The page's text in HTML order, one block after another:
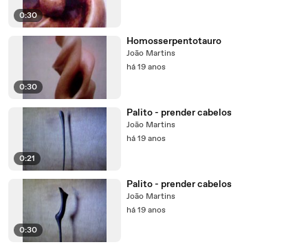
0:30
0:30
Homosserpentotauro
João Martins
há 19 anos
0:21
Palito - prender cabelos
João Martins
há 19 anos
0:30
Palito - prender cabelos
João Martins
há 19 anos